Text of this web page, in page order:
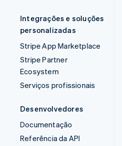
Integrações e soluções
personalizadas
Stripe App Marketplace
Stripe Partner
Ecosystem
Serviços profissionais
Desenvolvedores
Documentação
Referência da API